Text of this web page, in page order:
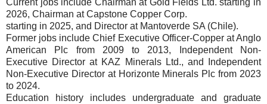
Current jobs include Chairman at Gold Fields Ltd. starting in
2026, Chairman at Capstone Copper Corp.
starting in 2025, and Director at Mantoverde SA (Chile).
Former jobs include Chief Executive Officer-Copper at Anglo
American Plc from 2009 to 2013, Independent Non-
Executive Director at KAZ Minerals Ltd., and Independent
Non-Executive Director at Horizonte Minerals Plc from 2023
to 2024.
Education history includes undergraduate and graduate